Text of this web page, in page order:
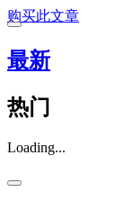
购买此文章
最新
热门
Loading...